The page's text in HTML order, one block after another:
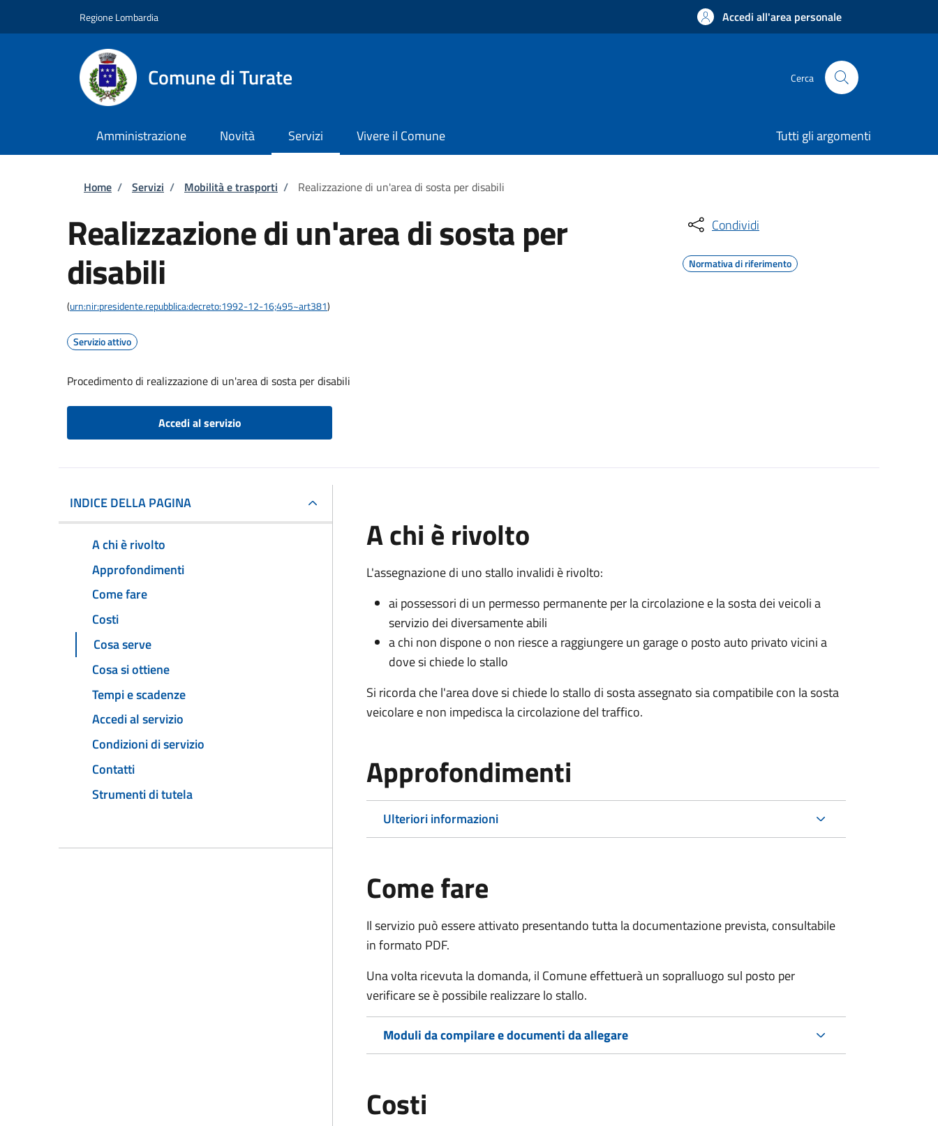
Regione Lombardia Accedi all'area personale
Comune di Turate Cerca
Amministrazione Novità Servizi Vivere il Comune Tutti gli argomenti
Briciole di pane
Home / Servizi / Mobilità e trasporti / Realizzazione di un'area di sosta per disabili
Realizzazione di un'area di sosta per
disabili
(urn:nir:presidente.repubblica:decreto:1992-12-16;495~art381)
Servizio attivo
Procedimento di realizzazione di un'area di sosta per disabili
Accedi al servizio
Condividi
Normativa di riferimento
INDICE DELLA PAGINA
A chi è rivolto
Approfondimenti
Come fare
Costi
Cosa serve
Cosa si ottiene
Tempi e scadenze
Accedi al servizio
Condizioni di servizio
Contatti
Strumenti di tutela
A chi è rivolto
L'assegnazione di uno stallo invalidi è rivolto:
ai possessori di un permesso permanente per la circolazione e la sosta dei veicoli a
servizio dei diversamente abili
a chi non dispone o non riesce a raggiungere un garage o posto auto privato vicini a
dove si chiede lo stallo
Si ricorda che l'area dove si chiede lo stallo di sosta assegnato sia compatibile con la sosta
veicolare e non impedisca la circolazione del traffico.
Approfondimenti
Ulteriori informazioni
Come fare
Il servizio può essere attivato presentando tutta la documentazione prevista, consultabile
in formato PDF.
Una volta ricevuta la domanda, il Comune effettuerà un sopralluogo sul posto per
verificare se è possibile realizzare lo stallo.
Moduli da compilare e documenti da allegare
Costi